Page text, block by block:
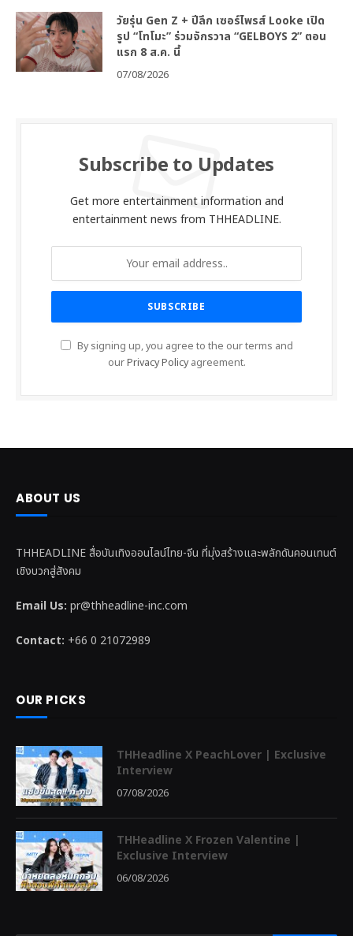
วัยรุ่น Gen Z + ปีลึก เซอร์ไพรส์ Looke เปิด
รูป “โทโมะ” ร่วมจักรวาล “GELBOYS 2” ตอน
แรก 8 ส.ค. นี้
07/08/2026
Subscribe to Updates
Get more entertainment information and
entertainment news from THHEADLINE.
By signing up, you agree to the our terms and
ourPrivacy Policyagreement.
ABOUT US
THHEADLINE สื่อบันเทิงออนไลน์ไทย-จีน ที่มุ่งสร้างและพลักดันคอนเทนต์
เชิงบวกสู่สังคม
Email Us: pr@thheadline-inc.com
Contact: +66 0 21072989
OUR PICKS
THHeadline X PeachLover | Exclusive
Interview
07/08/2026
THHeadline X Frozen Valentine |
Exclusive Interview
06/08/2026